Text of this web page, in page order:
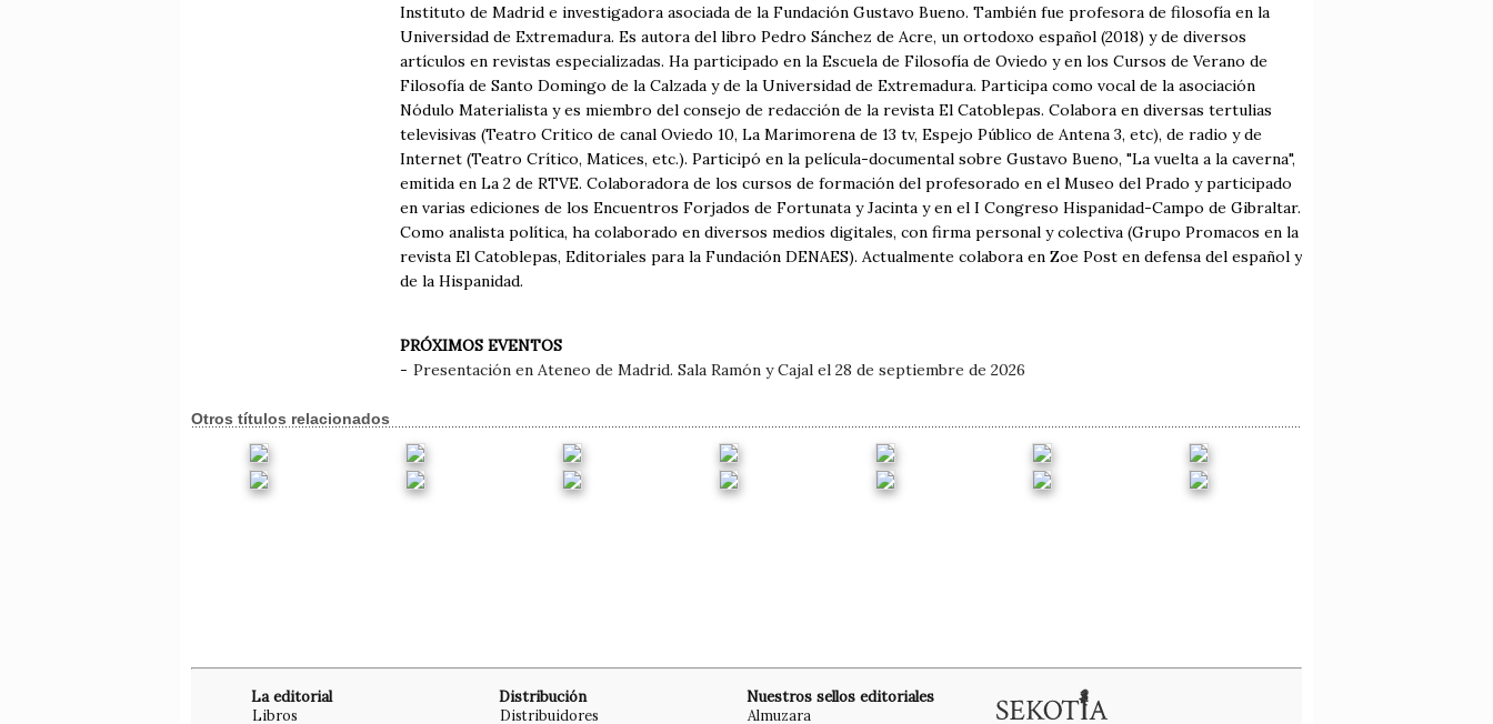
Instituto de Madrid e investigadora asociada de la Fundación Gustavo Bueno. También fue profesora de filosofía en la
Universidad de Extremadura. Es autora del libro Pedro Sánchez de Acre, un ortodoxo español (2018) y de diversos
artículos en revistas especializadas. Ha participado en la Escuela de Filosofía de Oviedo y en los Cursos de Verano de
Filosofía de Santo Domingo de la Calzada y de la Universidad de Extremadura. Participa como vocal de la asociación
Nódulo Materialista y es miembro del consejo de redacción de la revista El Catoblepas. Colabora en diversas tertulias
televisivas (Teatro Critico de canal Oviedo 10, La Marimorena de 13 tv, Espejo Público de Antena 3, etc), de radio y de
Internet (Teatro Crítico, Matices, etc.). Participó en la película-documental sobre Gustavo Bueno, "La vuelta a la caverna",
emitida en La 2 de RTVE. Colaboradora de los cursos de formación del profesorado en el Museo del Prado y participado
en varias ediciones de los Encuentros Forjados de Fortunata y Jacinta y en el I Congreso Hispanidad-Campo de Gibraltar.
Como analista política, ha colaborado en diversos medios digitales, con firma personal y colectiva (Grupo Promacos en la
revista El Catoblepas, Editoriales para la Fundación DENAES). Actualmente colabora en Zoe Post en defensa del español y
de la Hispanidad.
PRÓXIMOS EVENTOS
- Presentación en Ateneo de Madrid. Sala Ramón y Cajal el 28 de septiembre de 2026
Otros títulos relacionados
La editorial
Libros
Distribución
Distribuidores
Nuestros sellos editoriales
Almuzara